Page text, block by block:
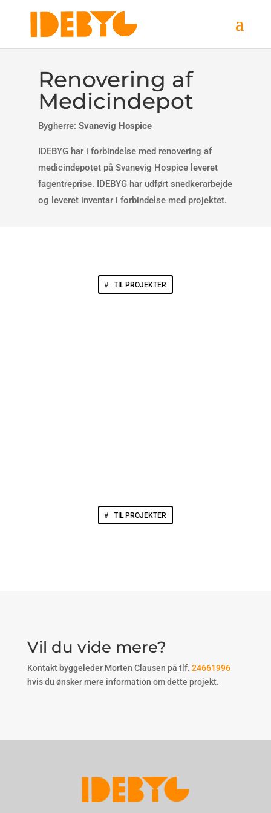
Renovering af
Medicindepot
Bygherre: Svanevig Hospice
IDEBYG har i forbindelse med renovering af
medicindepotet på Svanevig Hospice leveret
fagentreprise. IDEBYG har udført snedkerarbejde
og leveret inventar i forbindelse med projektet.
TIL PROJEKTER
TIL PROJEKTER
Vil du vide mere?
Kontakt byggeleder Morten Clausen på tlf. 24661996
hvis du ønsker mere information om dette projekt.